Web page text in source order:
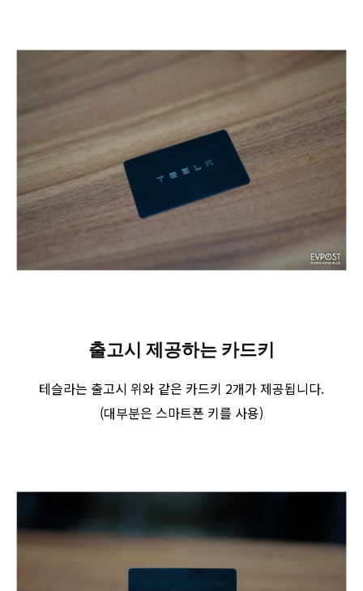
출고시 제공하는 카드키
테슬라는 출고시 위와 같은 카드키 2개가 제공됩니다.
(대부분은 스마트폰 키를 사용)